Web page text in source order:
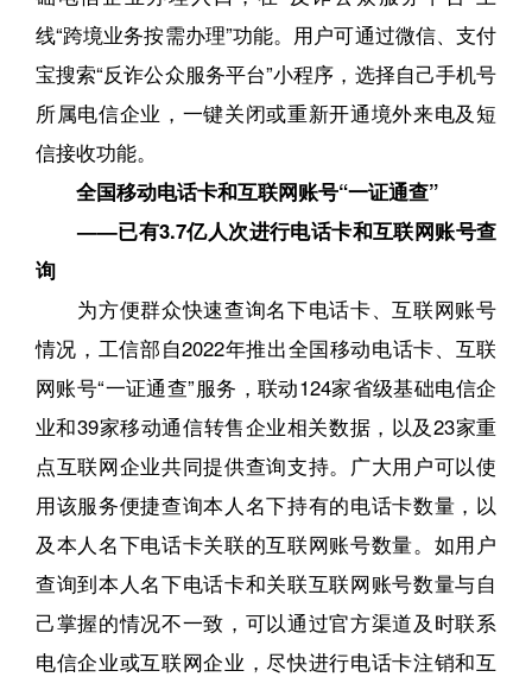
线“跨境业务按需办理”功能。用户可通过微信、支付
宝搜索“反诈公众服务平台”小程序，选择自己手机号
所属电信企业，一键关闭或重新开通境外来电及短
信接收功能。
全国移动电话卡和互联网账号“一证通查”
——已有3.7亿人次进行电话卡和互联网账号查
询
为方便群众快速查询名下电话卡、互联网账号
情况，工信部自2022年推出全国移动电话卡、互联
网账号“一证通查”服务，联动124家省级基础电信企
业和39家移动通信转售企业相关数据，以及23家重
点互联网企业共同提供查询支持。广大用户可以使
用该服务便捷查询本人名下持有的电话卡数量，以
及本人名下电话卡关联的互联网账号数量。如用户
查询到本人名下电话卡和关联互联网账号数量与自
己掌握的情况不一致，可以通过官方渠道及时联系
电信企业或互联网企业，尽快进行电话卡注销和互